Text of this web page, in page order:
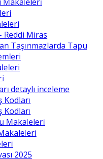
Reddi Miras
Taşınmazlarda Tapu
detaylı inceleme
Kodları
Kodları
Makaleleri
2025